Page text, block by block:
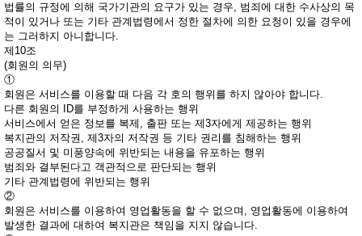
법률의 규정에 의해 국가기관의 요구가 있는 경우, 범죄에 대한 수사상의 목
적이 있거나 또는 기타 관계법령에서 정한 절차에 의한 요청이 있을 경우에
는 그러하지 아니합니다.
제10조
(회원의 의무)
①
회원은 서비스를 이용할 때 다음 각 호의 행위를 하지 않아야 합니다.
다른 회원의 ID를 부정하게 사용하는 행위
서비스에서 얻은 정보를 복제, 출판 또는 제3자에게 제공하는 행위
복지관의 저작권, 제3자의 저작권 등 기타 권리를 침해하는 행위
공공질서 및 미풍양속에 위반되는 내용을 유포하는 행위
범죄와 결부된다고 객관적으로 판단되는 행위
기타 관계법령에 위반되는 행위
②
회원은 서비스를 이용하여 영업활동을 할 수 없으며, 영업활동에 이용하여
발생한 결과에 대하여 복지관은 책임을 지지 않습니다.